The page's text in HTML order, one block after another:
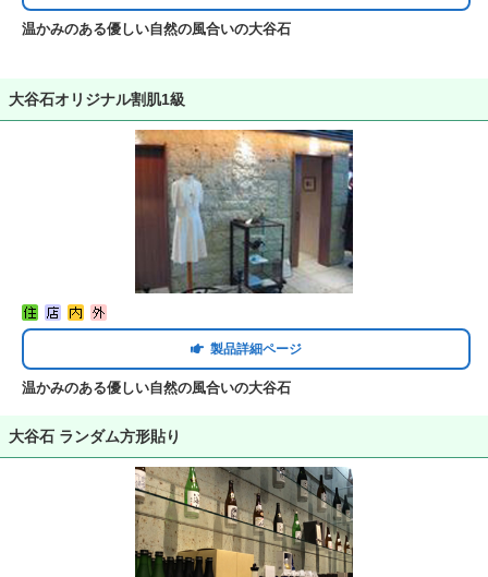
温かみのある優しい自然の風合いの大谷石
大谷石オリジナル割肌1級
製品詳細ページ
温かみのある優しい自然の風合いの大谷石
大谷石 ランダム方形貼り